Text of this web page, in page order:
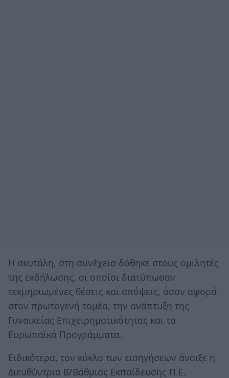
Η σκυτάλη, στη συνέχεια δόθηκε στους ομιλητές
της εκδήλωσης, οι οποίοι διατύπωσαν
τεκμηριωμένες θέσεις και απόψεις, όσον αφορά
στον πρωτογενή τομέα, την ανάπτυξη της
Γυναικείας Επιχειρηματικότητας και τα
Ευρωπαϊκά Προγράμματα.
Ειδικότερα, τον κύκλο των εισηγήσεων άνοιξε η
Διευθύντρια Β/Βάθμιας Εκπαίδευσης Π.Ε.